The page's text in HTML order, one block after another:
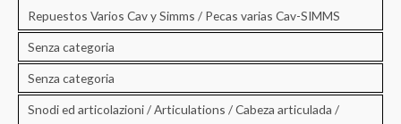
Repuestos Varios Cav y Simms / Pecas varias Cav-SIMMS
Senza categoria
Senza categoria
Snodi ed articolazioni / Articulations / Cabeza articulada /